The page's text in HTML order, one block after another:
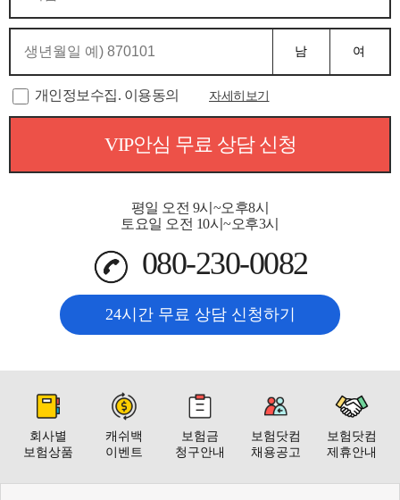
남 여
개인정보수집. 이용동의 자세히보기
VIP안심 무료 상담 신청
평일 오전 9시~오후8시
토요일 오전 10시~오후3시
080-230-0082
24시간 무료 상담 신청하기
회사별
보험상품
캐쉬백
이벤트
보험금
청구안내
보험닷컴
채용공고
보험닷컴
제휴안내